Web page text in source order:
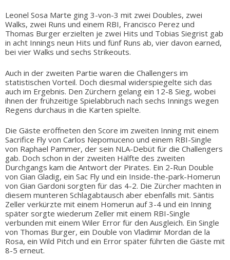
Leonel Sosa Marte ging 3-von-3 mit zwei Doubles, zwei
Walks, zwei Runs und einem RBI, Francisco Perez und
Thomas Burger erzielten je zwei Hits und Tobias Siegrist gab
in acht Innings neun Hits und fünf Runs ab, vier davon earned,
bei vier Walks und sechs Strikeouts.
Auch in der zweiten Partie waren die Challengers im
statistischen Vorteil. Doch diesmal widerspiegelte sich das
auch im Ergebnis. Den Zürchern gelang ein 12-8 Sieg, wobei
ihnen der frühzeitige Spielabbruch nach sechs Innings wegen
Regens durchaus in die Karten spielte.
Die Gäste eröffneten den Score im zweiten Inning mit einem
Sacrifice Fly von Carlos Nepomuceno und einem RBI-Single
von Raphael Pammer, der sein NLA-Debüt für die Challengers
gab. Doch schon in der zweiten Hälfte des zweiten
Durchgangs kam die Antwort der Pirates. Ein 2-Run Double
von Gian Gladig, ein Sac Fly und ein Inside-the-park-Homerun
von Gian Gardoni sorgten für das 4-2. Die Zürcher machten in
diesem munteren Schlagabtausch aber ebenfalls mit. Säntis
Zeller verkürzte mit einem Homerun auf 3-4 und ein Inning
später sorgte wiederum Zeller mit einem RBI-Single
verbunden mit einem Wiler Error für den Ausgleich. Ein Single
von Thomas Burger, ein Double von Vladimir Mordan de la
Rosa, ein Wild Pitch und ein Error später führten die Gäste mit
8-5 erneut.